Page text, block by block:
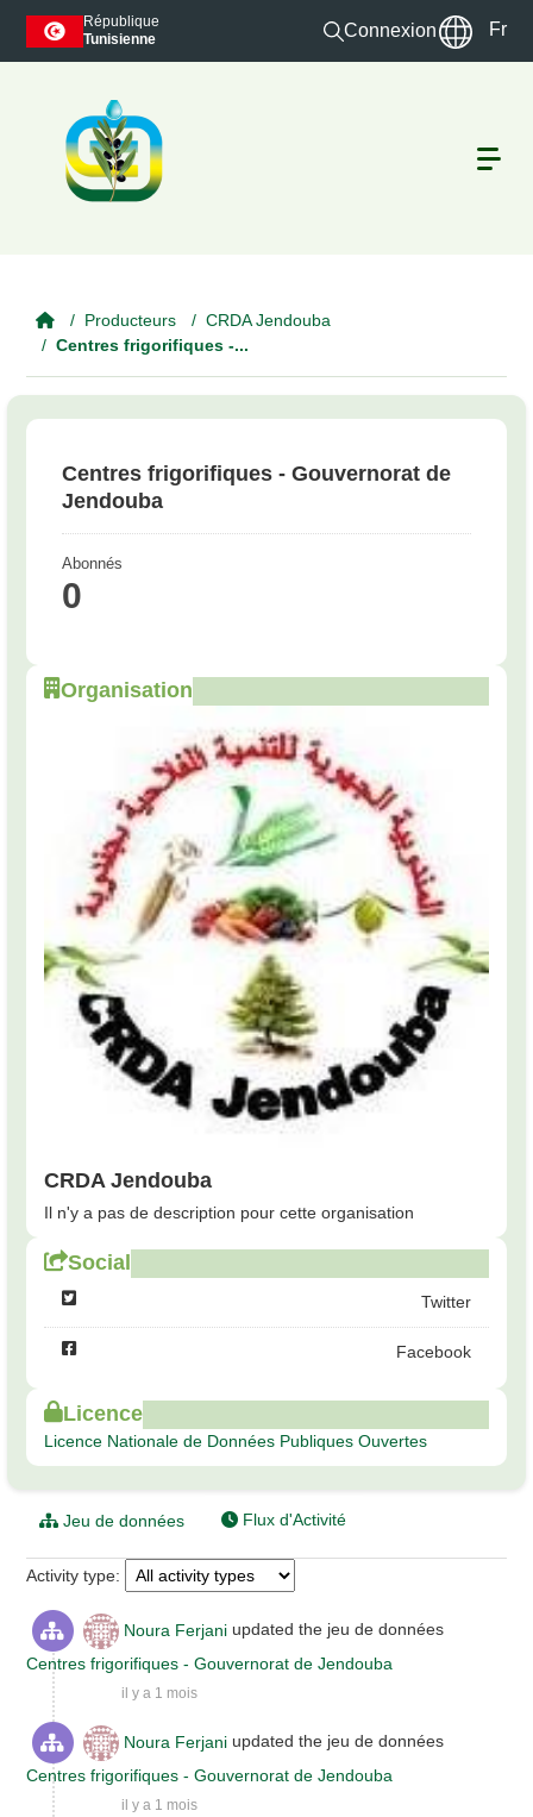
Skip to main content
République
Tunisienne
Connexion Fr
Producteurs
CRDA Jendouba
Centres frigorifiques -...
Centres frigorifiques - Gouvernorat de
Jendouba
Abonnés
0
Organisation
CRDA Jendouba
Il n'y a pas de description pour cette organisation
Social
Twitter
Facebook
Licence
Licence Nationale de Données Publiques Ouvertes
Jeu de données Flux d'Activité
Activity type
Noura Ferjani updated the jeu de données
Centres frigorifiques - Gouvernorat de Jendouba
il y a 1 mois
Noura Ferjani updated the jeu de données
Centres frigorifiques - Gouvernorat de Jendouba
il y a 1 mois